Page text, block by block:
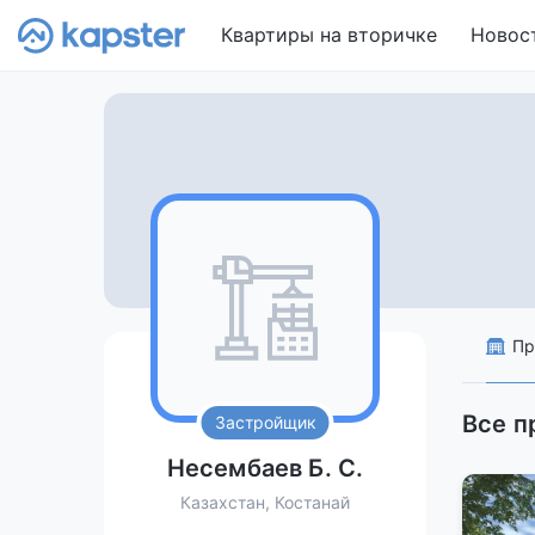
Квартиры на вторичке
Застройщик
Несембаев Б. С.
Казахстан, Костанай
Все